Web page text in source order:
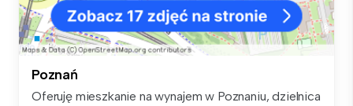
Poznań
Oferuję mieszkanie na wynajem w Poznaniu, dzielnica